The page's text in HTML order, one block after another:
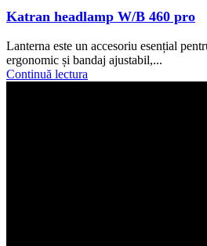
Katran headlamp W/B 460 pro
Lanterna este un accesoriu esențial
ergonomic și bandaj ajustabil,...
Continuă lectura